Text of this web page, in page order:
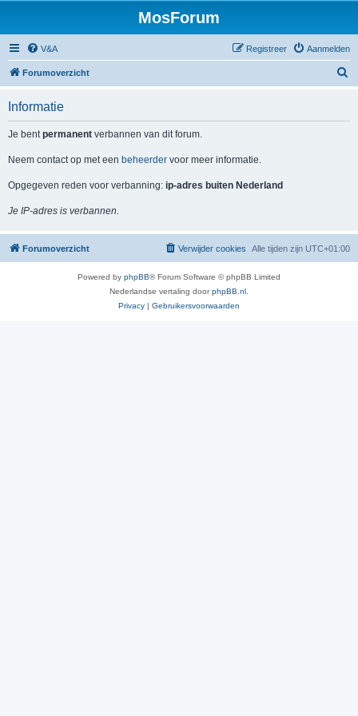
MosForum
V&A Aanmelden
Registreer
Forumoverzicht
Informatie
Je bentpermanent verbannen van dit forum.
Neem contact op met een beheerder voor meer informatie.
Opgegeven reden voor verbanning: ip-adres buiten Nederland
Je IP-adres is verbannen.
Forumoverzicht Alle tijden zijn UTC+01:00
Verwijder cookies
Powered by phpBB® Forum Software © phpBB Limited
Nederlandse vertaling doorphpBB.nl
Privacy | Gebruikersvoorwaarden